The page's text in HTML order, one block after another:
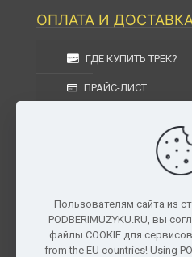
ОПЛАТА И
ГДЕ КУПИТЬ ТРЕК?
ПРАЙС-ЛИСТ
УСЛОВИЯ ДОСТАВКИ
УСЛОВИЯ ВОЗВРАТА
г. Москва, Московская
федеральный округ, РФ, Россия
Пользователям сайта из
PODBERIMUZYKU.RU, вы
файлы COOKIE для
from the EU countries! Using